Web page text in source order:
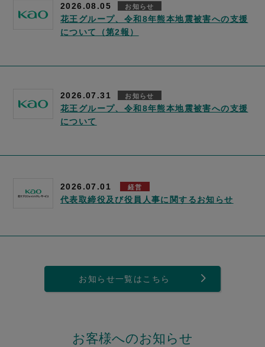
2026.08.05 お知らせ
花王グループ、令和8年熊本地震被害への支援
について（第2報）
2026.07.31 お知らせ
花王グループ、令和8年熊本地震被害への支援
について
2026.07.01 経営
代表取締役及び役員人事に関するお知らせ
お知らせ一覧はこちら
お客様へのお知らせ